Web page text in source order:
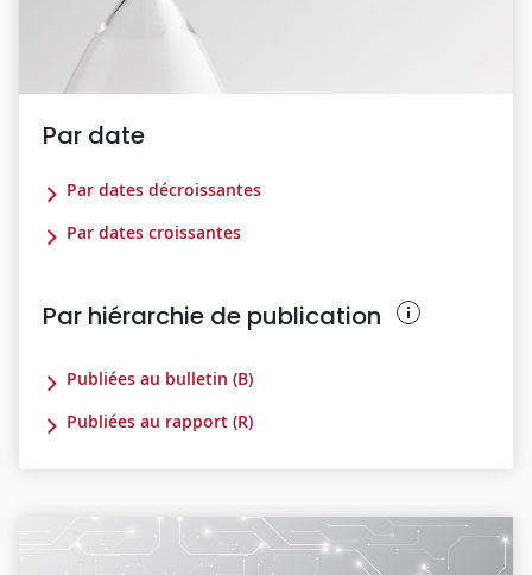
Par date
Par dates décroissantes
Par dates croissantes
Par hiérarchie de publication
Publiées au bulletin (B)
Publiées au rapport (R)